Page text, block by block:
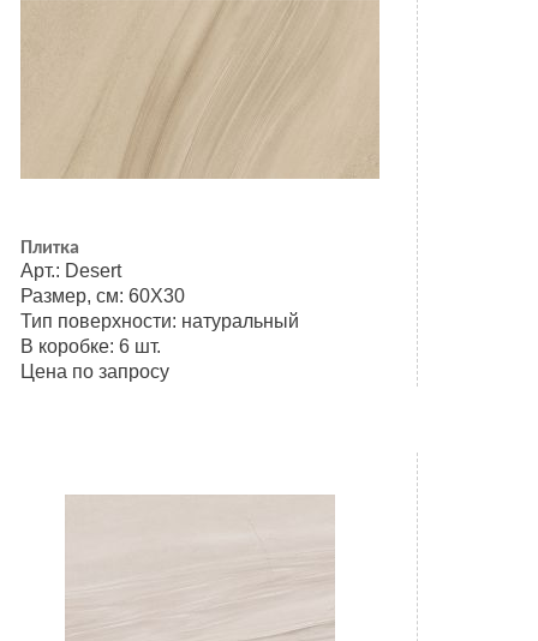
Плитка
Арт.: Desert
Размер, см: 60Х30
Тип поверхности: натуральный
В коробке: 6 шт.
Цена по запросу